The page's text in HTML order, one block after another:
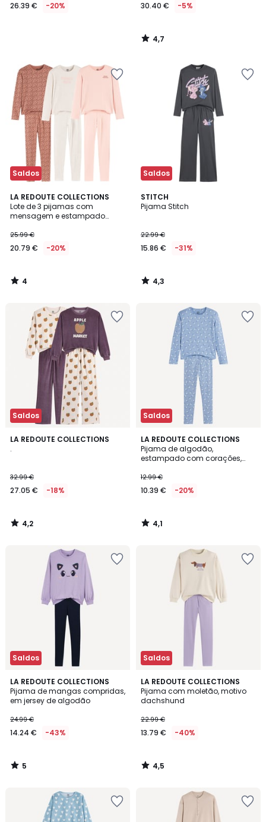
26.39 € -20% 30.40 € -5%
4,7
/
Saldos
LA REDOUTE COLLECTIONS
Lote de 3 pijamas com
mensagem e estampado
25.99 €
20.79 € -20%
4
/
5
4
/
Saldos
STITCH
Pijama Stitch
22.99 €
15.86 € -31%
4,3
/ 5
4,3
/
Saldos
LA REDOUTE COLLECTIONS
.
32.99 €
27.05 € -18%
4,2
4,2
/
Saldos
LA REDOUTE COLLECTIONS
Pijama de algodão,
estampado com corações,
12.99 €
10.39 € -20%
4,1
/ 5
4,1
/
Saldos
LA REDOUTE COLLECTIONS
Pijama de mangas compridas,
em jersey de algodão
24.99 €
14.24 € -43%
5
/
5
5
/
Saldos
LA REDOUTE COLLECTIONS
Pijama com moletão, motivo
dachshund
22.99 €
13.79 € -40%
4,5
/ 5
4,5
/